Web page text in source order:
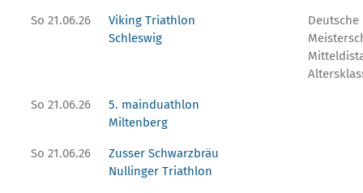
So 21.06.26
Viking Triathlon
Schleswig
Deutsche
So 21.06.26
5. mainduathlon
Miltenberg
So 21.06.26
Zusser Schwarzbräu
Nullinger Triathlon